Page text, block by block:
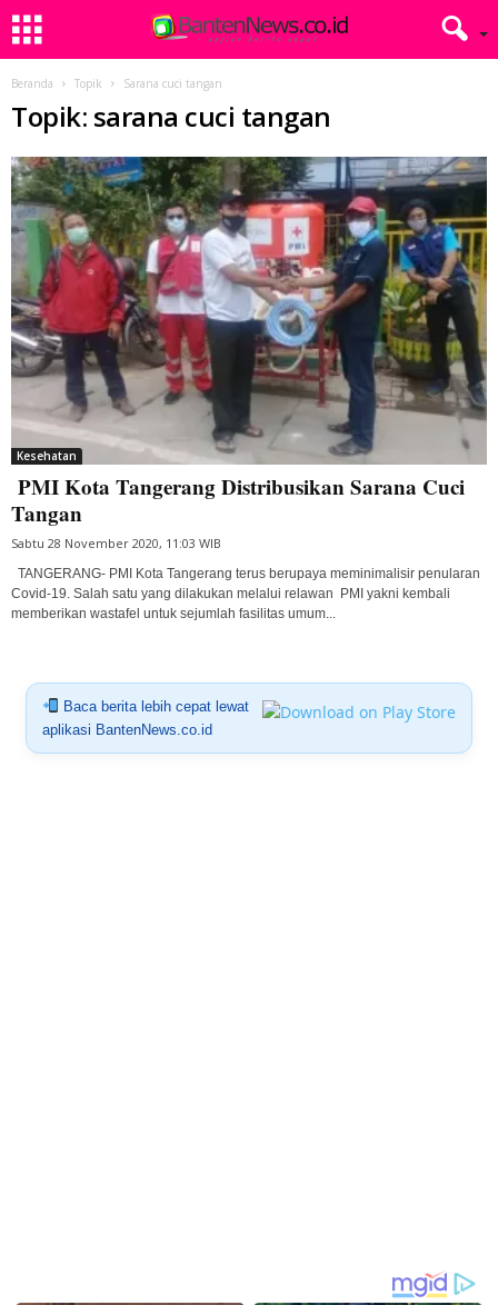
Beranda Topik Sarana cuci tangan
Topik: sarana cuci tangan
Kesehatan
PMI Kota Tangerang Distribusikan Sarana Cuci
Tangan
Sabtu 28 November 2020, 11:03 WIB
TANGERANG- PMI Kota Tangerang terus berupaya meminimalisir penularan
Covid-19. Salah satu yang dilakukan melalui relawan PMI yakni kembali
memberikan wastafel untuk sejumlah fasilitas umum...
Baca berita lebih cepat lewat
aplikasi BantenNews.co.id